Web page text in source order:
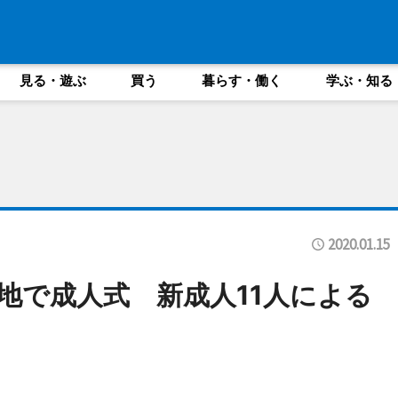
見る・遊ぶ 買う 暮らす・働く 学ぶ・知る
2020.01.15
で成人式 新成人11人による